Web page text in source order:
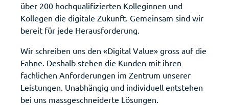
über 200 hochqualifizierten Kolleginnen und
Kollegen die digitale Zukunft. Gemeinsam sind wir
bereit für jede Herausforderung.
Wir schreiben uns den «Digital Value» gross auf die
Fahne. Deshalb stehen die Kunden mit ihren
fachlichen Anforderungen im Zentrum unserer
Leistungen. Unabhängig und individuell entstehen
bei uns massgeschneiderte Lösungen.